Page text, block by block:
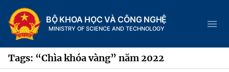
BỘ KHOA HỌC VÀ CÔNG NGHỆ
MINISTRY OF SCIENCE AND TECHNOLOGY
Tags: “Chìa khóa vàng” năm 2022